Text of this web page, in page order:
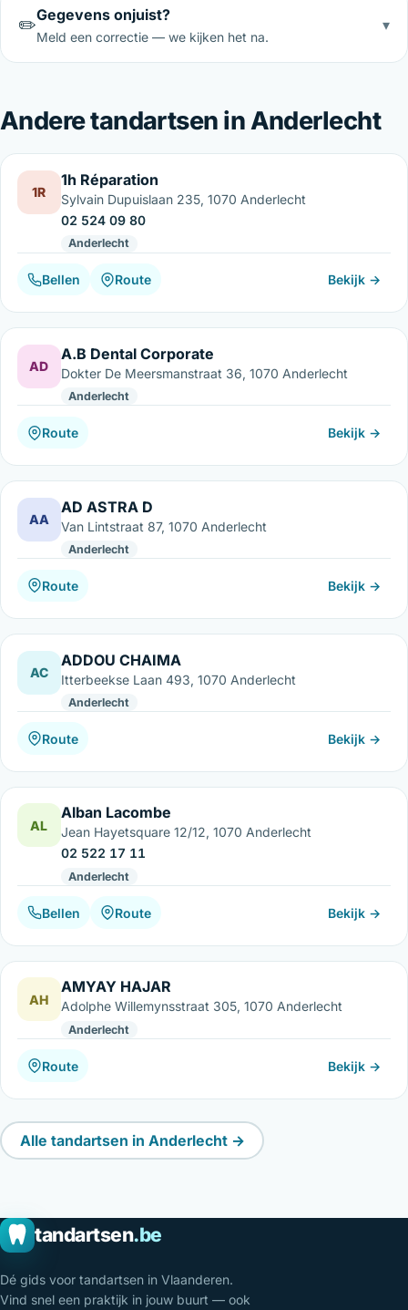
✏️Gegevens onjuist?
Meld een correctie — we kijken het na.
▾
Andere tandartsen in Anderlecht
1R
1h Réparation
Sylvain Dupuislaan 235, 1070 Anderlecht
02 524 09 80
Anderlecht
Bellen Route Bekijk →
AD
A.B Dental Corporate
Dokter De Meersmanstraat 36, 1070 Anderlecht
Anderlecht
Route Bekijk →
AA
AD ASTRA D
Van Lintstraat 87, 1070 Anderlecht
Anderlecht
Route Bekijk →
AC
ADDOU CHAIMA
Itterbeekse Laan 493, 1070 Anderlecht
Anderlecht
Route Bekijk →
AL
Alban Lacombe
Jean Hayetsquare 12/12, 1070 Anderlecht
02 522 17 11
Anderlecht
Bellen Route Bekijk →
AH
AMYAY HAJAR
Adolphe Willemynsstraat 305, 1070 Anderlecht
Anderlecht
Route Bekijk →
Alle tandartsen in Anderlecht →
tandartsen.be
Dé gids voor tandartsen in Vlaanderen.
Vind snel een praktijk in jouw buurt — ook